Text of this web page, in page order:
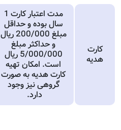
کارت
هدیه
مدت اعتبار کارت 1
سال بوده و حداقل
مبلغ 000‏/200 ریال
و حداکثر مبلغ
000‏/000‏/5 ریال
است. امکان تهیه
کارت هدیه به صورت
گروهی نیز وجود
دارد.